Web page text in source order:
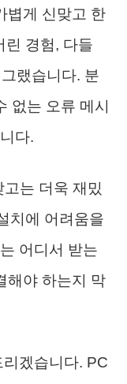
볍게 신맞고 한
린 경험, 다들
랬습니다. 분
없는 오류 메시
다.
는 더욱 재밌
치에 어려움을
어디서 받는
해야 하는지 막
겠습니다. PC